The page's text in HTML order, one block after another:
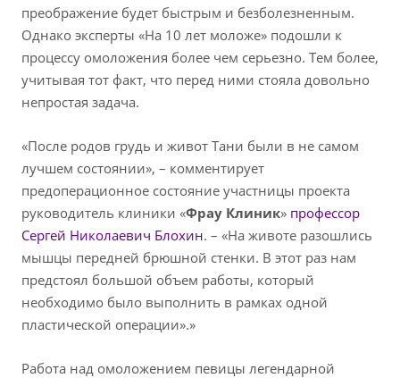
преображение будет быстрым и безболезненным.
Однако эксперты «На 10 лет моложе» подошли к
процессу омоложения более чем серьезно. Тем более,
учитывая тот факт, что перед ними стояла довольно
непростая задача.
«После родов грудь и живот Тани были в не самом
лучшем состоянии», – комментирует
предоперационное состояние участницы проекта
руководитель клиники «Фрау Клиник» профессор
Сергей Николаевич Блохин. – «На животе разошлись
мышцы передней брюшной стенки. В этот раз нам
предстоял большой объем работы, который
необходимо было выполнить в рамках одной
пластической операции».»
Работа над омоложением певицы легендарной